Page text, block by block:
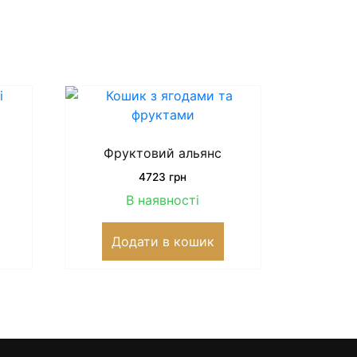
Фруктовий альянс
4723 грн
В наявності
Додати в кошик